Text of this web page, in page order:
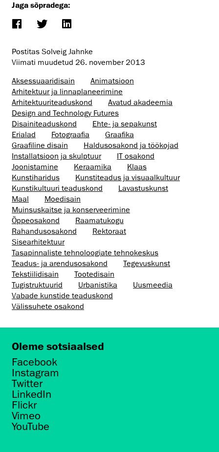
Jaga sõpradega:
Postitas Solveig Jahnke
Viimati muudetud 26. november 2013
Aksessuaaridisain
Animatsioon
Arhitektuur ja linnaplaneerimine
Arhitektuuri­teaduskond
Avatud akadeemia
Design and Technology Futures
Disaini­­teaduskond
Ehte- ja sepakunst
Erialad
Fotograafia
Graafika
Graafiline disain
Haldusosakond ja töökojad
Installatsioon ja skulptuur
IT osakond
Joonistamine
Keraamika
Klaas
Kunstiharidus
Kunstiteadus ja visuaalkultuur
Kunsti­kultuuri teaduskond
Lavastuskunst
Maal
Moedisain
Muinsus­kaitse ja konserveerimine
Õppeosakond
Raamatukogu
Rahandusosakond
Rektoraat
Sisearhitektuur
Tasapinnaliste tehnoloogiate tehnokeskus
Teadus- ja arendusosakond
Tegevuskunst
Tekstiilidisain
Tootedisain
Tugistruktuurid
Urbanistika
Uusmeedia
Vabade kunstide teaduskond
Välissuhete osakond
Oleme sotsiaalsed
Facebook
Instagram
Twitter
LinkedIn
Flickr
Vimeo
YouTube